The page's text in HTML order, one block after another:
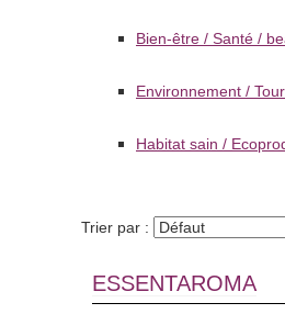
Bien-être / Santé /
Environnement /
Habitat sain /
Trier par :
ESSENTAROMA